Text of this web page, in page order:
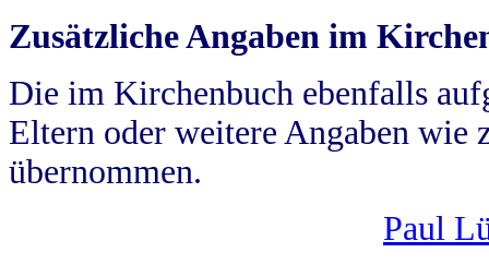
Zusätzliche Angaben im
Die im Kirchenbuch ebenfalls
Eltern oder weitere Angaben wie
übernommen.
Paul